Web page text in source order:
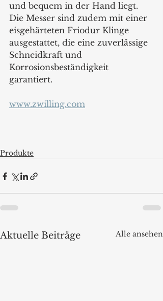
und bequem in der Hand liegt.
Die Messer sind zudem mit einer
eisgehärteten Friodur Klinge
ausgestattet, die eine zuverlässige
Schneidkraft und
Korrosionsbeständigkeit
garantiert.
www.zwilling.com
Produkte
Aktuelle Beiträge Alle ansehen